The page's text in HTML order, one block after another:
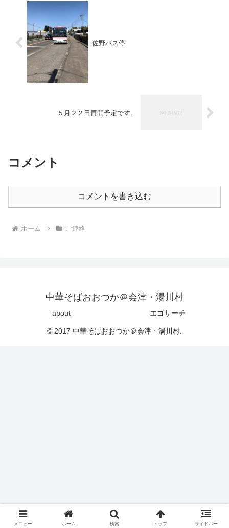
佐野バス停
５月２２日再開予定です。
コメント
コメントを書き込む
ホーム ご連絡
中華そばおおつか＠会津・湯川村
about エゴサーチ
© 2017 中華そばおおつか＠会津・湯川村.
メニュー ホーム 検索 トップ サイドバー